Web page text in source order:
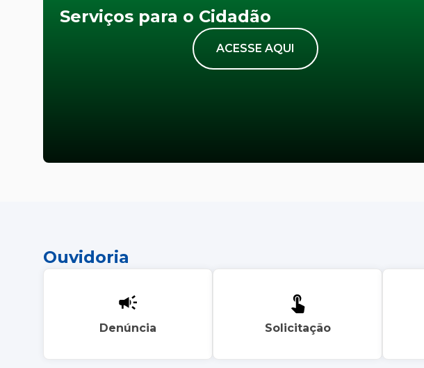
Serviços para o Cidadão
ACESSE AQUI
Ouvidoria
Denúncia Solicitação